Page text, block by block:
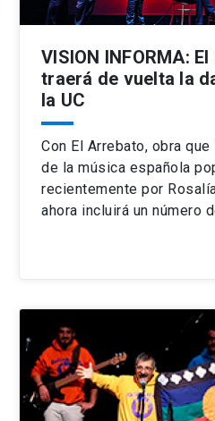
VISION INFORMA:
traerá de vuelta la
la UC
Con El Arrebato, obra
de la música española
recientemente por
ahora incluirá un número